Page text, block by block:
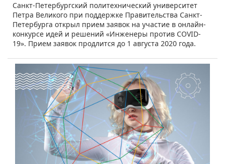
Санкт-Петербургский политехнический университет
Петра Великого при поддержке Правительства Санкт-
Петербурга открыл прием заявок на участие в онлайн-
конкурсе идей и решений «Инженеры против COVID-
19». Прием заявок продлится до 1 августа 2020 года.